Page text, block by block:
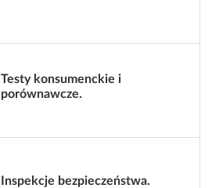
Testy konsumenckie i
porównawcze.
Inspekcje bezpieczeństwa.